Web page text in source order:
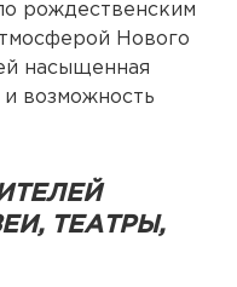
рождественским
Нового
насыщенная
возможность
ТЕАТРЫ,